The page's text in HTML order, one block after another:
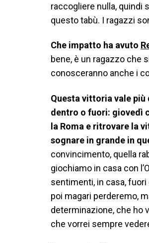
raccogliere nulla, quindi
questo tabù. I ragazzi
Che impatto ha avuto
bene, è un ragazzo che
conosceranno anche i
Questa vittoria vale
dentro o fuori: giovedì
la Roma e ritrovare la
sognare in grande in
convincimento, quella
giochiamo in casa con
sentimenti, in casa,
poi magari perderemo,
determinazione, che ho
che vorrei sempre